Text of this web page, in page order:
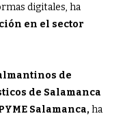
digitales, ha
en el sector
de
de Salamanca
Salamanca, ha